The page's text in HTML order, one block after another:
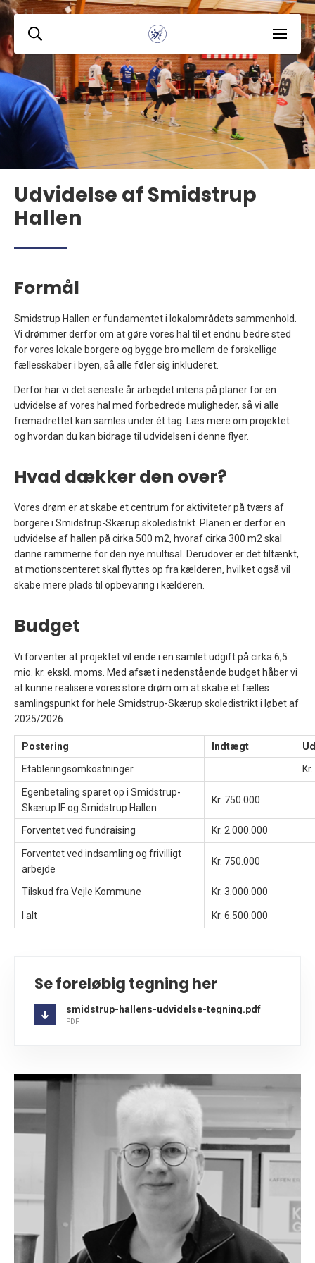
Udvidelse af Smidstrup
Hallen
Formål
Smidstrup Hallen er fundamentet i lokalområdets sammenhold.
Vi drømmer derfor om at gøre vores hal til et endnu bedre sted
for vores lokale borgere og bygge bro mellem de forskellige
fællesskaber i byen, så alle føler sig inkluderet.
Derfor har vi det seneste år arbejdet intens på planer for en
udvidelse af vores hal med forbedrede muligheder, så vi alle
fremadrettet kan samles under ét tag. Læs mere om projektet
og hvordan du kan bidrage til udvidelsen i denne flyer.
Hvad dækker den over?
Vores drøm er at skabe et centrum for aktiviteter på tværs af
borgere i Smidstrup-Skærup skoledistrikt. Planen er derfor en
udvidelse af hallen på cirka 500 m2, hvoraf cirka 300 m2 skal
danne rammerne for den nye multisal. Derudover er det tiltænkt,
at motionscenteret skal flyttes op fra kælderen, hvilket også vil
skabe mere plads til opbevaring i kælderen.
Budget
Vi forventer at projektet vil ende i en samlet udgift på cirka 6,5
mio. kr. ekskl. moms. Med afsæt i nedenstående budget håber vi
at kunne realisere vores store drøm om at skabe et fælles
samlingspunkt for hele Smidstrup-Skærup skoledistrikt i løbet af
2025/2026.
Postering Indtægt
Etableringsomkostninger
Egenbetaling sparet op i Smidstrup-
Skærup IF og Smidstrup Hallen
Kr. 750.000
Forventet ved fundraising Kr. 2.000.000
Forventet ved indsamling og frivilligt
arbejde
Kr. 750.000
Tilskud fra Vejle Kommune Kr. 3.000.000
I alt Kr. 6.500.000
Se foreløbig tegning her
smidstrup-hallens-udvidelse-tegning.pdf
PDF